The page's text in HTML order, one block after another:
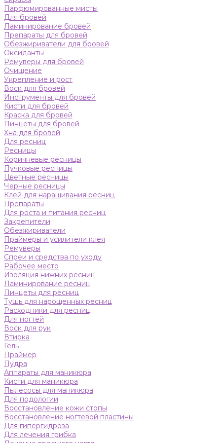
Парфюмированные мисты
Для бровей
Ламинирование бровей
Препараты для бровей
Обезжириватели для бровей
Оксиданты
Ремуверы для бровей
Очищение
Укрепление и рост
Воск для бровей
Инструменты для бровей
Кисти для бровей
Краска для бровей
Пинцеты для бровей
Хна для бровей
Для ресниц
Ресницы
Коричневые ресницы
Пучковые ресницы
Цветные ресницы
Черные ресницы
Клей для наращивания ресниц
Препараты
Для роста и питания ресниц
Закрепители
Обезжириватели
Праймеры и усилители клея
Ремуверы
Спреи и средства по уходу
Рабочее место
Изоляция нижних ресниц
Ламинирование ресниц
Пинцеты для ресниц
Тушь для нарощенных ресниц
Расходники для ресниц
Для ногтей
Воск для рук
Втирка
Гель
Праймер
Пудра
Аппараты для маникюра
Кисти для маникюра
Пылесосы для маникюра
Для подологии
Восстановление кожи стопы
Восстановление ногтевой пластины
Для гипергидроза
Для лечения грибка